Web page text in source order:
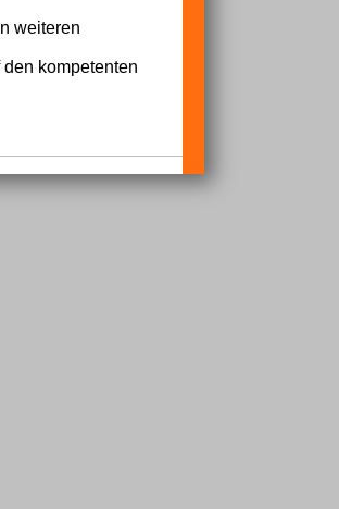
weiteren
kompetenten